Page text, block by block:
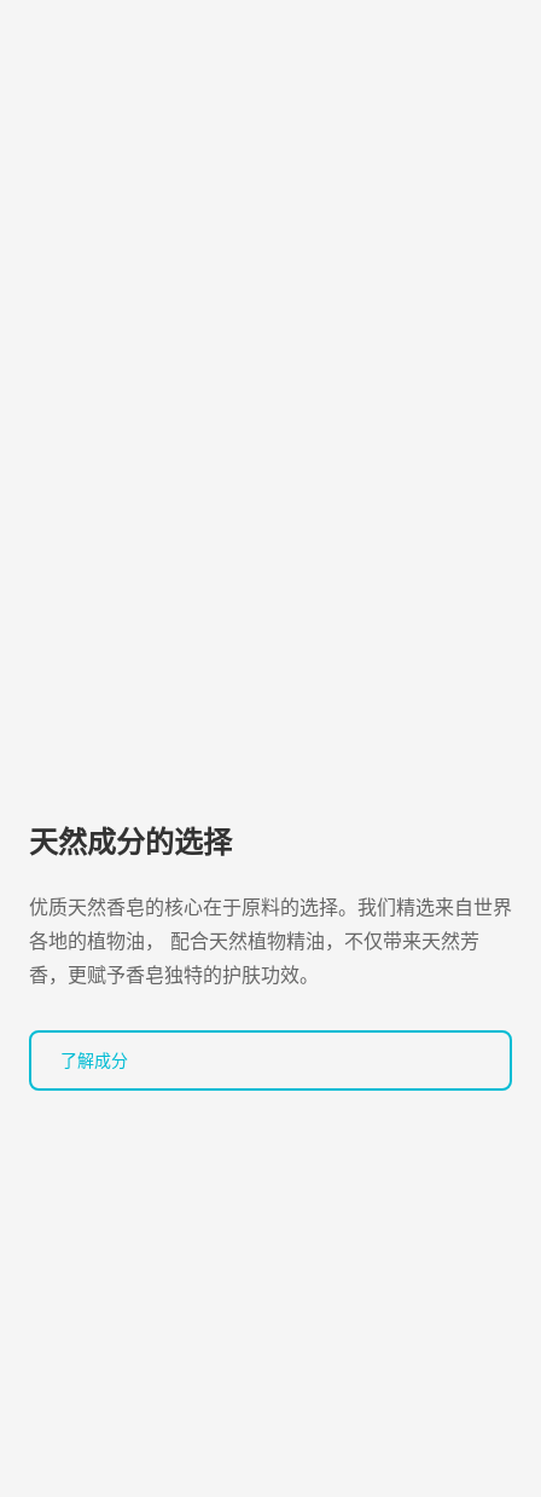
天然成分的选择
优质天然香皂的核心在于原料的选择。我们精选来自世界
各地的植物油， 配合天然植物精油，不仅带来天然芳
香，更赋予香皂独特的护肤功效。
了解成分